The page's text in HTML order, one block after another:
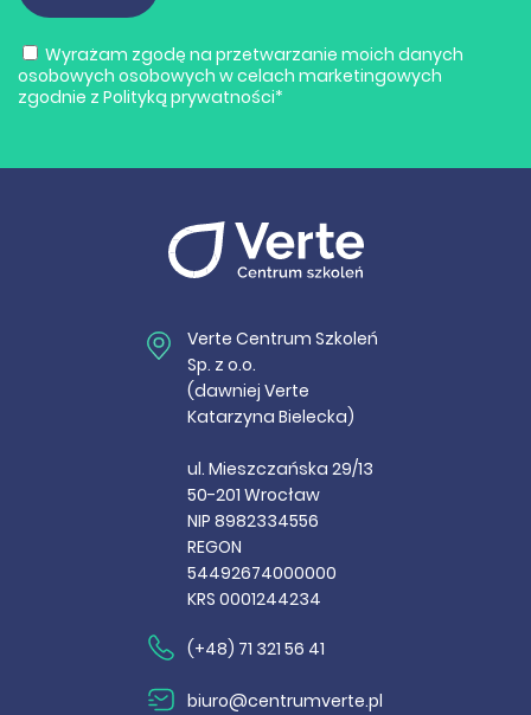
Wyrażam zgodę na przetwarzanie moich danych
osobowych osobowych w celach marketingowych
zgodnie z Polityką prywatności*
Verte Centrum Szkoleń
Sp. z o.o.
(dawniej Verte
Katarzyna Bielecka)
ul. Mieszczańska 29/13
50-201 Wrocław
NIP 8982334556
REGON
54492674000000
KRS 0001244234
(+48) 71 321 56 41
biuro@centrumverte.pl